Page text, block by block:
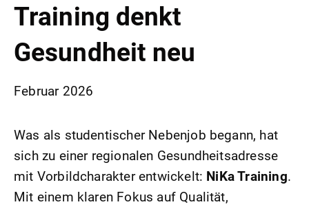
Training denkt
Gesundheit neu
Februar 2026
Was als studentischer Nebenjob begann, hat
sich zu einer regionalen Gesundheitsadresse
mit Vorbildcharakter entwickelt: NiKa Training.
Mit einem klaren Fokus auf Qualität,